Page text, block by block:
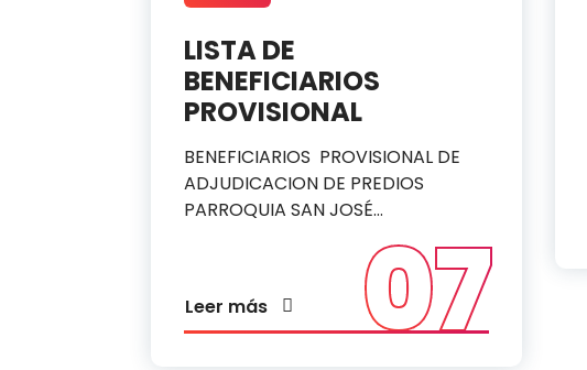
LISTA DE
BENEFICIARIOS
PROVISIONAL
BENEFICIARIOS PROVISIONAL DE
ADJUDICACION DE PREDIOS
PARROQUIA SAN JOSÉ…
Leer más 07